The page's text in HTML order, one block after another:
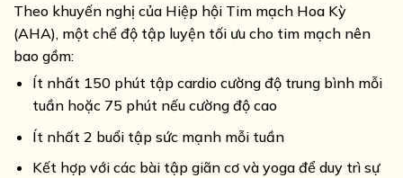
Theo khuyến nghị của Hiệp hội Tim mạch Hoa Kỳ
(AHA), một chế độ tập luyện tối ưu cho tim mạch nên
bao gồm:
Ít nhất 150 phút tập cardio cường độ trung bình mỗi
tuần hoặc 75 phút nếu cường độ cao
Ít nhất 2 buổi tập sức mạnh mỗi tuần
Kết hợp với các bài tập giãn cơ và yoga để duy trì sự